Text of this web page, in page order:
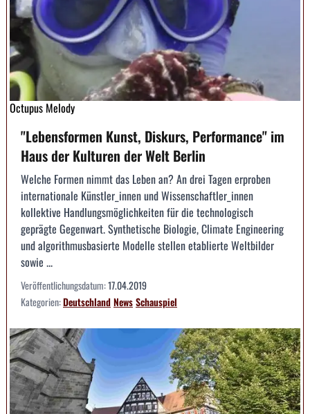
Octupus Melody
"Lebensformen Kunst, Diskurs, Performance" im
Haus der Kulturen der Welt Berlin
Welche Formen nimmt das Leben an? An drei Tagen erproben
internationale Künstler_innen und Wissenschaftler_innen
kollektive Handlungsmöglichkeiten für die technologisch
geprägte Gegenwart. Synthetische Biologie, Climate Engineering
und algorithmusbasierte Modelle stellen etablierte Weltbilder
sowie ...
Veröffentlichungsdatum:17.04.2019
Kategorien:DeutschlandNewsSchauspiel